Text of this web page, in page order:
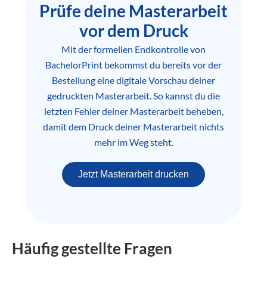
Prüfe deine Masterarbeit
vor dem Druck
Mit der formellen Endkontrolle von
BachelorPrint bekommst du bereits vor der
Bestellung eine digitale Vorschau deiner
gedruckten Masterarbeit. So kannst du die
letzten Fehler deiner Masterarbeit beheben,
damit dem Druck deiner Masterarbeit nichts
mehr im Weg steht.
Jetzt Masterarbeit drucken
Häufig gestellte Fragen